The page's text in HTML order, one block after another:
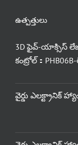
ఉత్పత్తులు
3D ఫైవ్-యాక్సిస్
కంట్రోల్：
వైర్డు ఎలక్ట్రానిక్